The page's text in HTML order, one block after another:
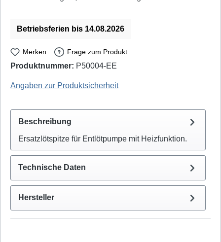
Betriebsferien bis 14.08.2026
Merken Frage zum Produkt
Produktnummer: P50004-EE
Angaben zur Produktsicherheit
Beschreibung
Ersatzlötspitze für Entlötpumpe mit Heizfunktion.
Technische Daten
Hersteller